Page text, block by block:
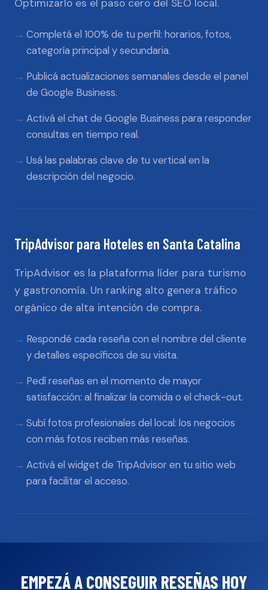
Optimizarlo es el paso cero del SEO local.
Completá el 100% de tu perfil: horarios, fotos,
categoría principal y secundaria.
Publicá actualizaciones semanales desde el panel
de Google Business.
Activá el chat de Google Business para responder
consultas en tiempo real.
Usá las palabras clave de tu vertical en la
descripción del negocio.
TripAdvisor para Hoteles en Santa Catalina
TripAdvisor es la plataforma líder para turismo
y gastronomía. Un ranking alto genera tráfico
orgánico de alta intención de compra.
Respondé cada reseña con el nombre del cliente
y detalles específicos de su visita.
Pedí reseñas en el momento de mayor
satisfacción: al finalizar la comida o el check-out.
Subí fotos profesionales del local: los negocios
con más fotos reciben más reseñas.
Activá el widget de TripAdvisor en tu sitio web
para facilitar el acceso.
EMPEZÁ A CONSEGUIR RESEÑAS HOY